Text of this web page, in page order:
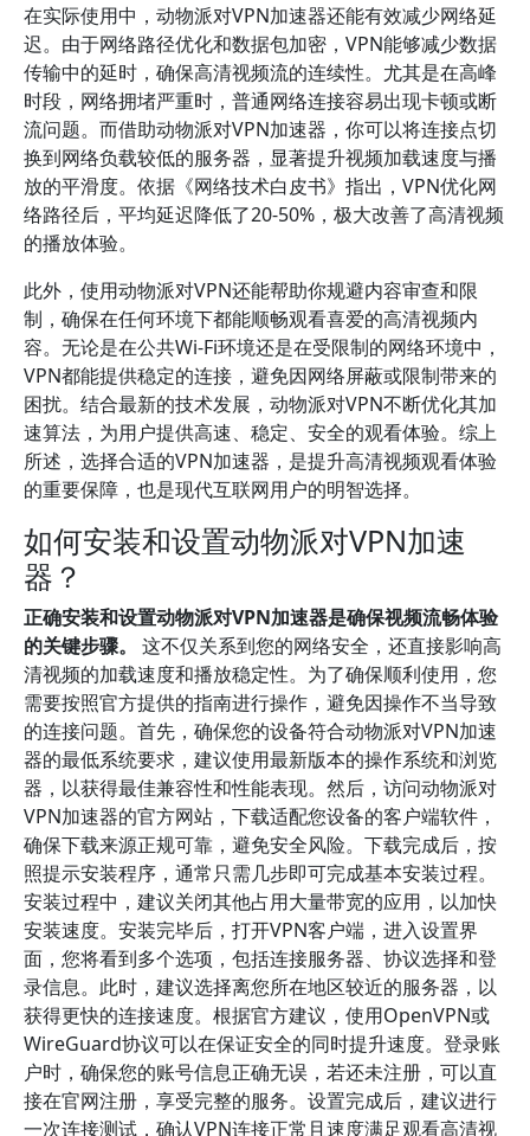
在实际使用中，动物派对VPN加速器还能有效减少网络延
迟。由于网络路径优化和数据包加密，VPN能够减少数据
传输中的延时，确保高清视频流的连续性。尤其是在高峰
时段，网络拥堵严重时，普通网络连接容易出现卡顿或断
流问题。而借助动物派对VPN加速器，你可以将连接点切
换到网络负载较低的服务器，显著提升视频加载速度与播
放的平滑度。依据《网络技术白皮书》指出，VPN优化网
络路径后，平均延迟降低了20-50%，极大改善了高清视频
的播放体验。
此外，使用动物派对VPN还能帮助你规避内容审查和限
制，确保在任何环境下都能顺畅观看喜爱的高清视频内
容。无论是在公共Wi-Fi环境还是在受限制的网络环境中，
VPN都能提供稳定的连接，避免因网络屏蔽或限制带来的
困扰。结合最新的技术发展，动物派对VPN不断优化其加
速算法，为用户提供高速、稳定、安全的观看体验。综上
所述，选择合适的VPN加速器，是提升高清视频观看体验
的重要保障，也是现代互联网用户的明智选择。
如何安装和设置动物派对VPN加速
器？
正确安装和设置动物派对VPN加速器是确保视频流畅体验
的关键步骤。
这不仅关系到您的网络安全，还直接影响高
清视频的加载速度和播放稳定性。为了确保顺利使用，您
需要按照官方提供的指南进行操作，避免因操作不当导致
的连接问题。首先，确保您的设备符合动物派对VPN加速
器的最低系统要求，建议使用最新版本的操作系统和浏览
器，以获得最佳兼容性和性能表现。然后，访问动物派对
VPN加速器的官方网站，下载适配您设备的客户端软件，
确保下载来源正规可靠，避免安全风险。下载完成后，按
照提示安装程序，通常只需几步即可完成基本安装过程。
安装过程中，建议关闭其他占用大量带宽的应用，以加快
安装速度。安装完毕后，打开VPN客户端，进入设置界
面，您将看到多个选项，包括连接服务器、协议选择和登
录信息。此时，建议选择离您所在地区较近的服务器，以
获得更快的连接速度。根据官方建议，使用OpenVPN或
WireGuard协议可以在保证安全的同时提升速度。登录账
户时，确保您的账号信息正确无误，若还未注册，可以直
接在官网注册，享受完整的服务。设置完成后，建议进行
一次连接测试，确认VPN连接正常且速度满足观看高清视